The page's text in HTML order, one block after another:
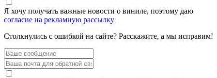
Я хочу получать важные новости о виниле, поэтому даю
согласие на рекламную рассылку
Столкнулись с ошибкой на сайте? Расскажите, а мы исправим!